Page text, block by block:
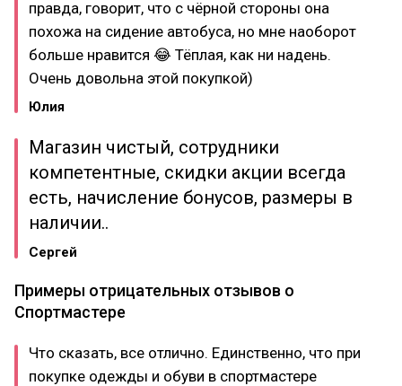
правда, говорит, что с чёрной стороны она
похожа на сидение автобуса, но мне наоборот
больше нравится 😂 Тёплая, как ни надень.
Очень довольна этой покупкой)
Юлия
Магазин чистый, сотрудники
компетентные, скидки акции всегда
есть, начисление бонусов, размеры в
наличии..
Сергей
Примеры отрицательных отзывов о
Спортмастере
Что сказать, все отлично. Единственно, что при
покупке одежды и обуви в спортмастере